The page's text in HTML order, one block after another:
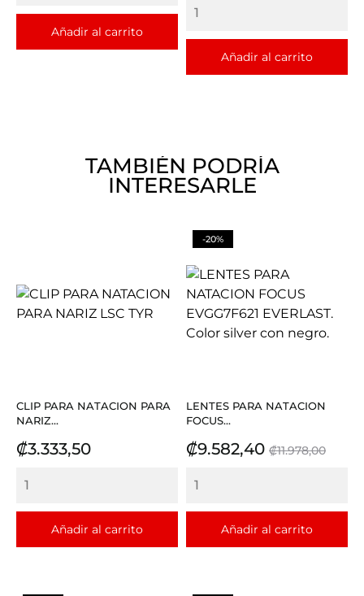
Añadir al carrito
Añadir al carrito
TAMBIÉN PODRÍA
INTERESARLE
CLIP PARA NATACION PARA
NARIZ...
Precio
₡3.333,50
Añadir al carrito
LENTES PARA NATACION
FOCUS...
Precio
₡9.582,40 Precio
₡11.978,00
Añadir al carrito
-20%